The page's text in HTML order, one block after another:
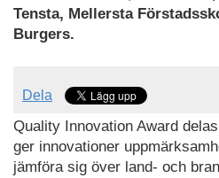
Tensta, Mellersta
Burgers.
Dela
Quality Innovation Award
ger innovationer
jämföra sig över land- och